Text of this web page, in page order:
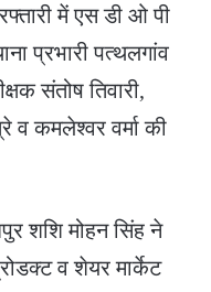
में एस डी ओ पी
प्रभारी पत्थलगांव
संतोष तिवारी,
व कमलेश्वर वर्मा की
शशि मोहन सिंह ने
व शेयर मार्केट